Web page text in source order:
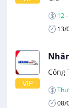
12
13/
VIP
Công
08/